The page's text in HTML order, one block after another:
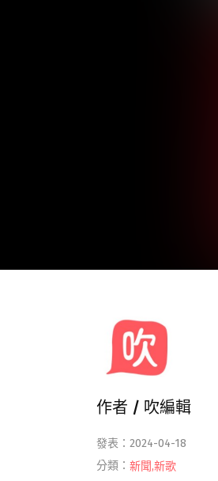
作者 / 吹編輯
發表：2024-04-18
分類： 新聞,新歌